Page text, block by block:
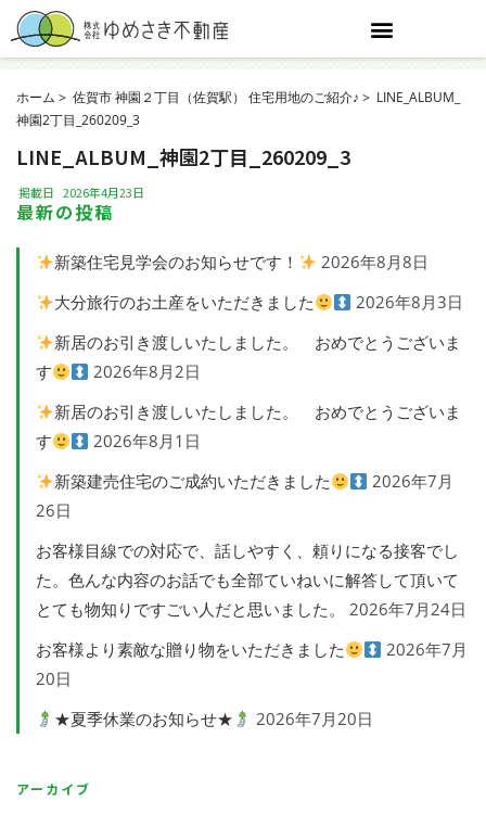
ホーム 佐賀市 神園２丁目（佐賀駅） 住宅用地のご紹介♪
LINE_ALBUM_
神園2丁目_260209_3
LINE_ALBUM_神園2丁目_260209_3
掲載日 2026年4月23日
最新の投稿
新築住宅見学会のお知らせです！
2026年8月8日
大分旅行のお土産をいただきました
2026年8月3日
新居のお引き渡しいたしました。 おめでとうございま
す
2026年8月2日
新居のお引き渡しいたしました。 おめでとうございま
す
2026年8月1日
新築建売住宅のご成約いただきました
2026年7月
26日
お客様目線での対応で、話しやすく、頼りになる接客でし
た。色んな内容のお話でも全部ていねいに解答して頂いて
とても物知りですごい人だと思いました。
2026年7月24日
お客様より素敵な贈り物をいただきました
2026年7月
20日
★夏季休業のお知らせ★
2026年7月20日
アーカイブ